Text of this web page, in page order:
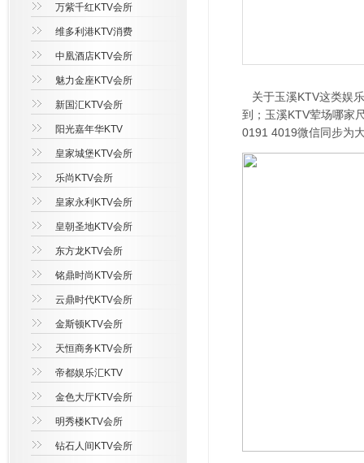
万紫千红KTV会所
维多利港KTV消费
中凰酒店KTV会所
魅力金座KTV会所
新国汇KTV会所
阳光嘉年华KTV
皇家城堡KTV会所
乐尚KTV会所
皇家永利KTV会所
皇朝圣地KTV会所
东方龙KTV会所
铭鼎时尚KTV会所
云鼎时代KTV会所
金斯顿KTV会所
天恒商务KTV会所
帝都娱乐汇KTV
金色大厅KTV会所
明秀楼KTV会所
钻石人间KTV会所
关于玉溪KTV这类娱
到；玉溪KTV荤场哪家
0191 4019微信同步为